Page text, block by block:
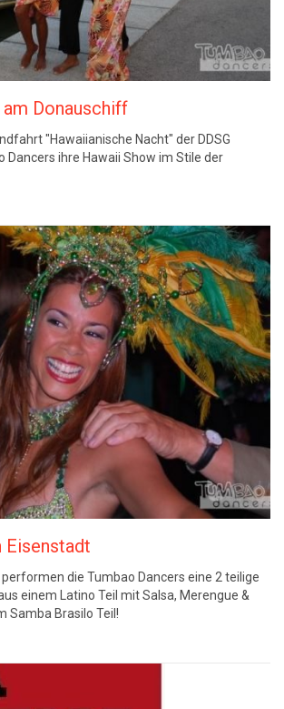
Donauschiff
"Hawaiianische Nacht" der DDSG
Dancers ihre Hawaii Show im Stile der
Eisenstadt
performen die Tumbao Dancers eine 2 teilige
einem Latino Teil mit Salsa, Merengue &
Samba Brasilo Teil!